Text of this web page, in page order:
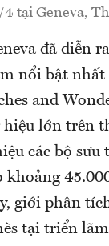
4 tại Geneva,
đã diễn
nổi bật nhất
and
lớn trên
các bộ sưu
khoảng
giới phân
tại triển